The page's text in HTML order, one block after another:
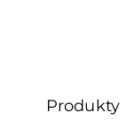
Produkty